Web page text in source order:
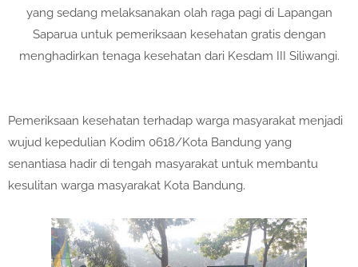
yang sedang melaksanakan olah raga pagi di Lapangan
Saparua untuk pemeriksaan kesehatan gratis dengan
menghadirkan tenaga kesehatan dari Kesdam III Siliwangi.
Pemeriksaan kesehatan terhadap warga masyarakat menjadi
wujud kepedulian Kodim 0618/Kota Bandung yang
senantiasa hadir di tengah masyarakat untuk membantu
kesulitan warga masyarakat Kota Bandung.